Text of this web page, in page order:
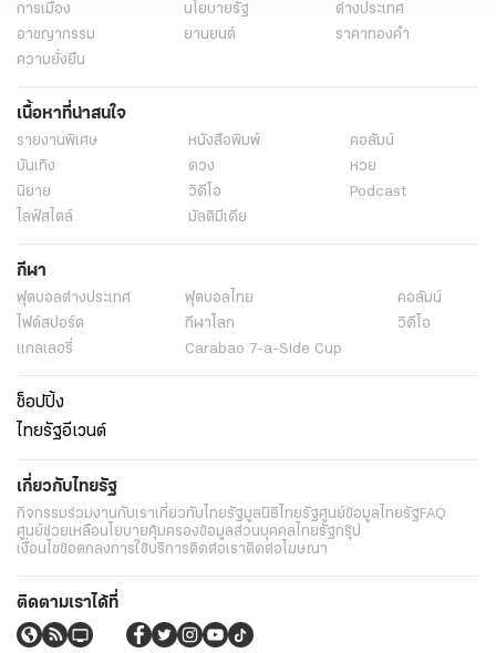
การเมือง
นโยบายรัฐ
ต่างประเทศ
อาชญากรรม
ยานยนต์
ราคาทองคำ
ความยั่งยืน
เนื้อหาที่น่าสนใจ
รายงานพิเศษ หนังสือพิมพ์
คอลัมน์
บันเทิง
ดวง
หวย
นิยาย
วิดีโอ
Podcast
ไลฟ์สไตล์
มัลติมีเดีย
กีฬา
ฟุตบอลต่่างประเทศ ฟุตบอลไทย
คอลัมน์
ไฟต์สปอร์ต
กีฬาโลก
วิดีโอ
แกลเลอรี่
Carabao 7-a-Side Cup
ช็อปปิ้ง
ไทยรัฐอีเวนต์
เกี่ยวกับไทยรัฐ
กิจกรรมร่วมงานกับเราเกี่ยวกับไทยรัฐมูลนิธิไทยรัฐศูนย์ข้อมูลไทยรัฐFAQ
ศูนย์ช่วยเหลือนโยบายคุ้มครองข้อมูลส่วนบุคคลไทยรัฐกรุ๊ป
เงื่อนไขข้อตกลงการใช้บริการติดต่อเราติดต่อโฆษณา
ติดตามเราได้ที่